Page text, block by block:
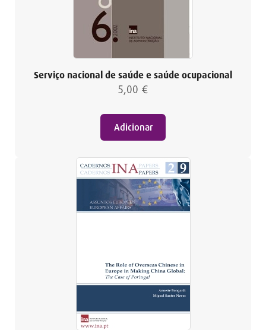
Serviço nacional de saúde e saúde ocupacional
5,00 €
Adicionar